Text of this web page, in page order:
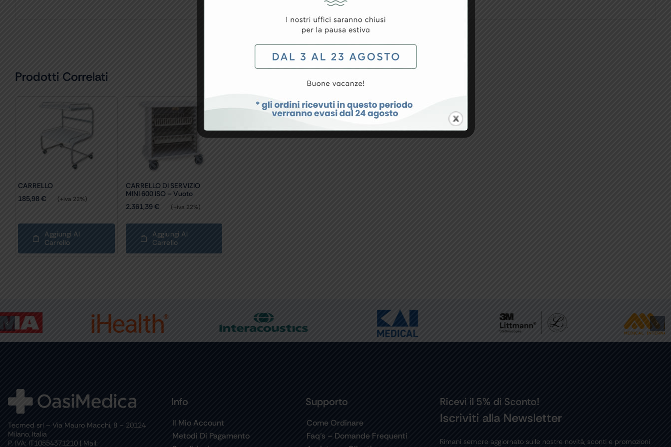
Prodotti Correlati
CARRELLO
185,98€ (+iva 22%)
Aggiungi Al
Carrello
CARRELLO DI SERVIZIO
MINI 600 ISO – Vuoto
2.361,39€ (+iva 22%)
Aggiungi Al
Carrello
Tecmed srl – Via Mauro Macchi, 8 – 20124
Milano, Italia
P. IVA: IT10554371210 | Mail:
Info
Il Mio Account
Metodi Di Pagamento
Supporto
Come Ordinare
Faq’s – Domande Frequenti
Ricevi il 5% di Sconto!
Iscriviti alla Newsletter
Rimani sempre aggiornato sulle nostre novità, sconti e promozioni